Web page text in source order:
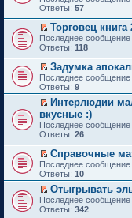
н
о
м
у
с
о
о
б
щ
е
н
и
ю
о
ч
и
т
а
н
о
м
у
с
о
о
б
щ
е
н
и
ю
о
м
у
н
е
р
о
ч
и
а
н
н
о
м
у
с
о
о
б
щ
е
п
е
р
в
о
м
у
н
е
п
р
о
ч
и
а
н
н
о
м
у
с
р
е
й
и
к
п
е
р
в
о
м
у
н
е
п
р
о
ч
и
т
а
н
Ответы: 57
П
е
е
й
т
и
п
е
р
в
о
м
у
н
е
п
р
о
Торговец книга
Последнее сообщение
Ответы: 118
П
е
р
е
й
т
и
п
е
р
в
о
м
у
Задумка
Последнее сообщение
Ответы: 9
П
е
р
е
й
т
и
к
п
е
р
в
Интерлюдии
вкусные :)
Последнее сообщение
Ответы: 26
П
е
р
е
й
т
Справочные
Последнее сообщение
Ответы: 10
П
е
Отыгрывать
Последнее сообщение
Ответы: 342